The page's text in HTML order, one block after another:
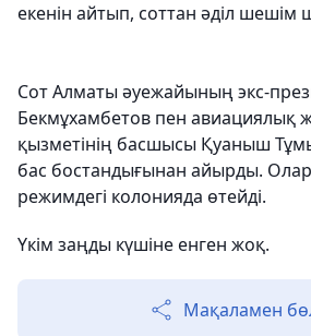
екенін айтып, соттан әділ шешім
Сот Алматы әуежайының экс-
Бекмұхамбетов пен авиациялық
қызметінің басшысы Қуаныш
бас бостандығынан айырды.
режимдегі колонияда өтейді.
Үкім заңды күшіне енген жоқ.
Мақаламен